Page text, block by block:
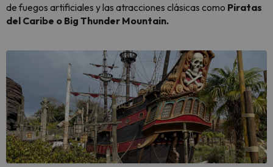
de fuegos artificiales y las atracciones clásicas como Piratas
del Caribe o Big Thunder Mountain.